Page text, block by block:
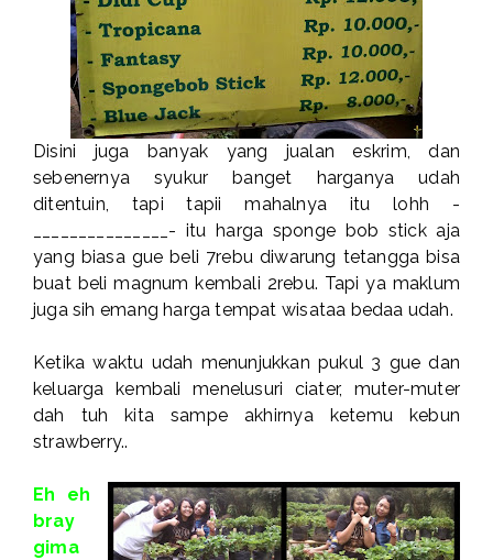
Disini juga banyak yang jualan eskrim, dan
sebenernya syukur banget harganya udah
ditentuin, tapi tapii mahalnya itu lohh -
_______________- itu harga sponge bob stick aja
yang biasa gue beli 7rebu diwarung tetangga bisa
buat beli magnum kembali 2rebu. Tapi ya maklum
juga sih emang harga tempat wisataa bedaa udah.
Ketika waktu udah menunjukkan pukul 3 gue dan
keluarga kembali menelusuri ciater, muter-muter
dah tuh kita sampe akhirnya ketemu kebun
strawberry..
Eh eh
bray
gima